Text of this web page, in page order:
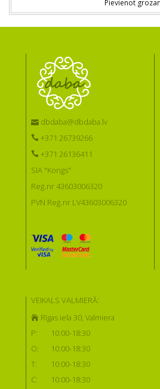
Pievienot
dbdaba@dbdaba.lv
+371 26739266
+371 26136411
SIA "Kongs"
Reģ.nr 43603006320
PVN Reģ.nr LV43603006320
VEIKALS VALMIERĀ:
Rīgas iela 30, Valmiera
P:
10:00-18:30
O:
10:00-18:30
T:
10:00-18:30
C:
10:00-18:30